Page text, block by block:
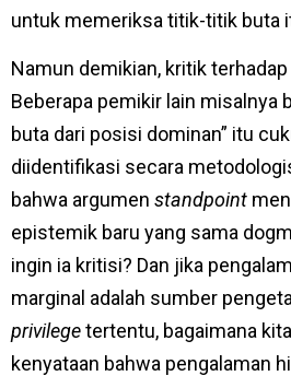
untuk memeriksa titik-titik buta
Namun demikian, kritik
Beberapa pemikir lain misalnya
buta dari posisi dominan” itu
diidentifikasi secara
bahwa argumen standpoint
epistemik baru yang sama
ingin ia kritisi? Dan jika
marginal adalah sumber
privilegetertentu, bagaimana
kenyataan bahwa pengalaman